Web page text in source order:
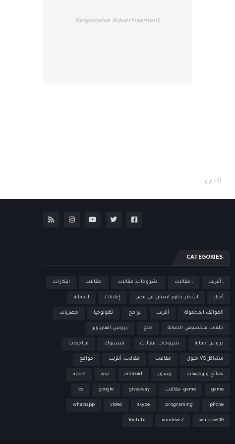
أقدم
Responsive Advertisement
CATEGORIES
، أنترنت ، مقالات ،،شروحات، مقالات ،مقالات ابتكارات
أخبار اشطر دكتور اسنان في مصر إعلانات الحماية
الهواتف المحمولة أنترنت برامج تكنولوجيا حصريات
حلقات متخصيصي الحماية خدع دروس الهاردوير
دروس حماية شروحات، مقالات فيسبوك مراجعات
مشاكلVS حلول مقالات مقالات، أنترنت مواقع
نصائح وتوجيهات ويندوز android
app
apple
game game، مقالات giveaway
google
ios
iphone
programing
skype
video
whatsapp
windows10
windows7
Youtube